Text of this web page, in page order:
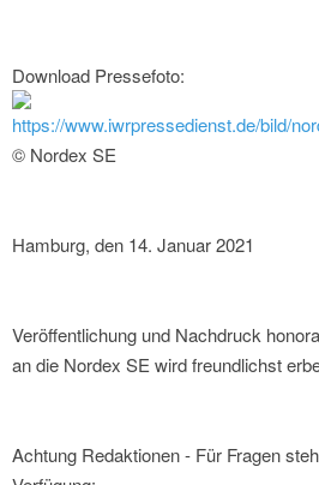
Download Pressefoto:
https://www.iwrpressedienst.de/bild/
© Nordex SE
Hamburg, den 14. Januar 2021
Veröffentlichung und Nachdruck
an die Nordex SE wird freundlichst
Achtung Redaktionen - Für Fragen